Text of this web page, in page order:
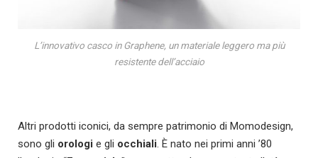
L’innovativo casco in Graphene, un materiale leggero ma più
resistente dell’acciaio
Altri prodotti iconici, da sempre patrimonio di Momodesign,
sono gli orologi e gli occhiali. È nato nei primi anni ’80